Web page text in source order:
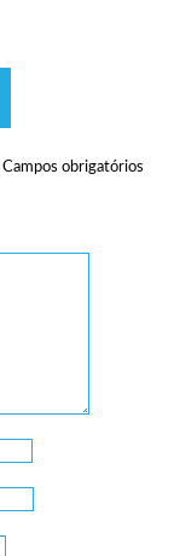
Campos obrigatórios